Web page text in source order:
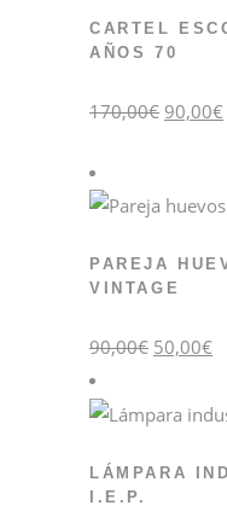
CARTEL
AÑOS 70
170,00€ El
precio
90,00€
PAREJA
VINTAGE
90,00€ El
precio
90,00€.
50,00€
LÁMPARA
I.E.P.